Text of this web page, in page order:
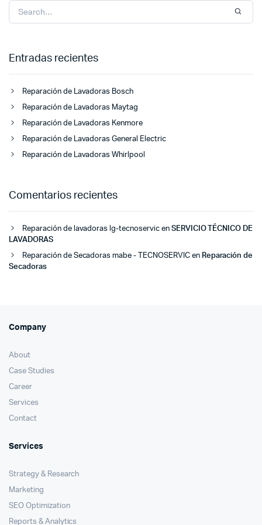
Entradas recientes
Reparación de Lavadoras Bosch
Reparación de Lavadoras Maytag
Reparación de Lavadoras Kenmore
Reparación de Lavadoras General Electric
Reparación de Lavadoras Whirlpool
Comentarios recientes
Reparación de lavadoras lg-tecnoservicen SERVICIO TÉCNICO DE
LAVADORAS
Reparación de Secadoras mabe - TECNOSERVICen Reparación de
Secadoras
Company
About
Case Studies
Career
Services
Contact
Services
Strategy & Research
Marketing
SEO Optimization
Reports & Analytics